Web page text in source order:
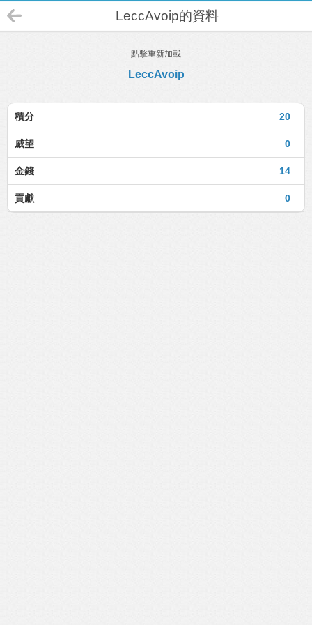
LeccAvoip的資料
點擊重新加載
LeccAvoip
20
積分
0
威望
14
金錢
0
貢獻